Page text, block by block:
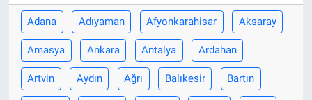
Adana Adıyaman Afyonkarahisar Aksaray
Amasya Ankara Antalya Ardahan
Artvin Aydın Ağrı Balıkesir Bartın
Siyaset
Yaşam
Spor